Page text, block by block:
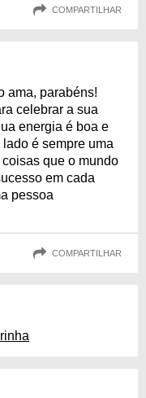
COMPARTILHAR
ama, parabéns!
celebrar a sua
energia é boa e
é sempre uma
que o mundo
em cada
pessoa
COMPARTILHAR